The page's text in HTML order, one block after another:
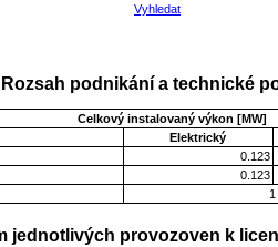
Vyhledat
Rozsah podnikání a technické
Celkový instalovaný výkon [MW]
Elektrický
0.123
0.123
1
jednotlivých provozoven k